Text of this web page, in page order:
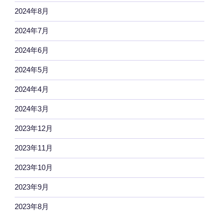
2024年8月
2024年7月
2024年6月
2024年5月
2024年4月
2024年3月
2023年12月
2023年11月
2023年10月
2023年9月
2023年8月